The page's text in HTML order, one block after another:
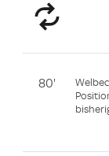
80'